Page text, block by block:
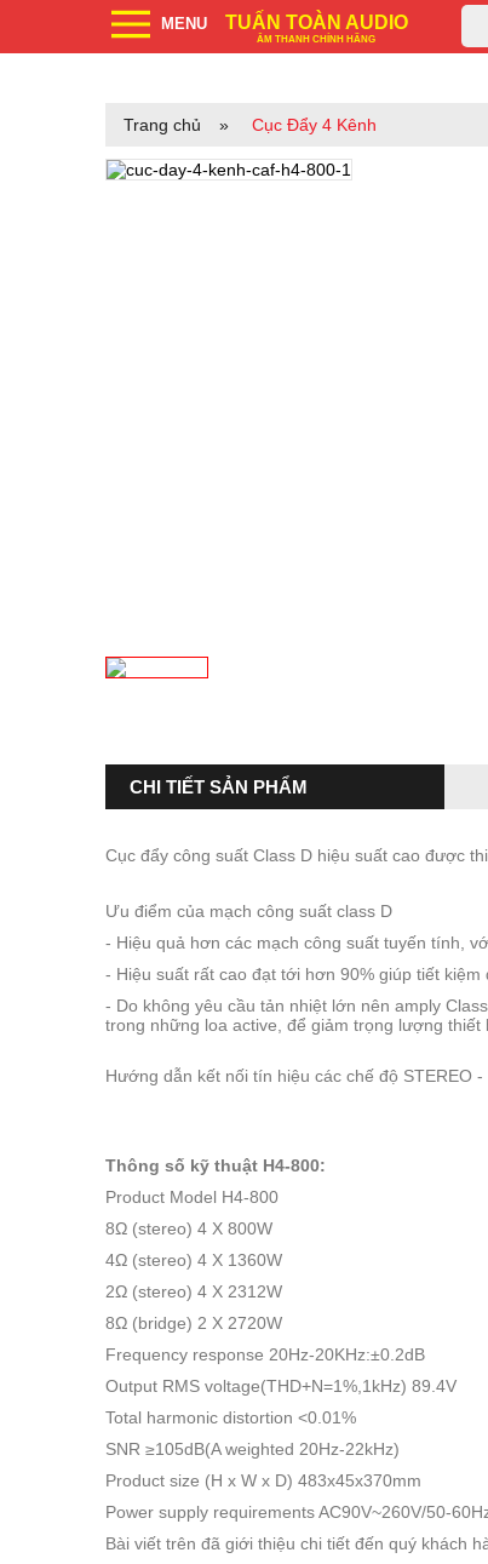
MENU TUẤN TOÀN AUDIO
ÂM THANH CHÍNH HÃNG
Trang chủ » Cục Đẩy 4 Kênh
CHI TIẾT SẢN PHẨM
Cục đẩy công suất Class D hiệu suất cao được
Ưu điểm của mạch công suất class D
- Hiệu quả hơn các mạch công suất tuyến tính,
- Hiệu suất rất cao đạt tới hơn 90% giúp tiết kiệm
- Do không yêu cầu tản nhiệt lớn nên amply
trong những loa active, để giảm trọng lượng thiết
Hướng dẫn kết nối tín hiệu các chế độ STEREO -
Thông số kỹ thuật H4-800:
Product Model H4-800
8Ω (stereo) 4 X 800W
4Ω (stereo) 4 X 1360W
2Ω (stereo) 4 X 2312W
8Ω (bridge) 2 X 2720W
Frequency response 20Hz-20KHz:±0.2dB
Output RMS voltage(THD+N=1%,1kHz) 89.4V
Total harmonic distortion <0.01%
SNR ≥105dB(A weighted 20Hz-22kHz)
Product size (H x W x D) 483x45x370mm
Power supply requirements AC90V~260V/50-
Bài viết trên đã giới thiệu chi tiết đến quý khách